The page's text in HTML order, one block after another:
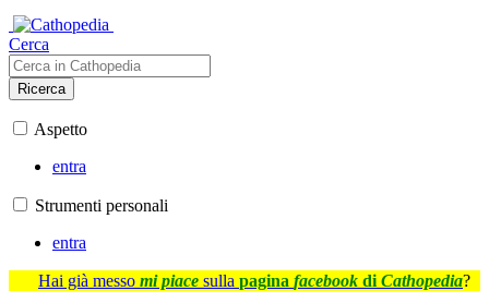
Cerca
Ricerca
Aspetto
entra
Strumenti personali
entra
Hai già messo mi piace sulla pagina facebook di Cathopedia?